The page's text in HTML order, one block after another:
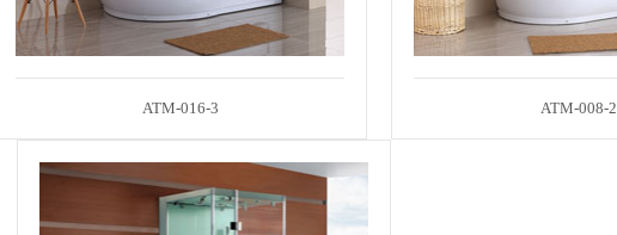
ATM-016-3 ATM-008-2